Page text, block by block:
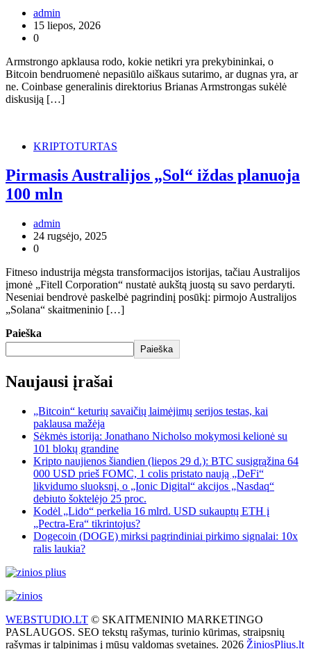
admin
15 liepos, 2026
0
Armstrongo apklausa rodo, kokie netikri yra prekybininkai, o
Bitcoin bendruomenė nepasiūlo aiškaus sutarimo, ar dugnas yra, ar
ne. Coinbase generalinis direktorius Brianas Armstrongas sukėlė
diskusiją […]
KRIPTOTURTAS
Pirmasis Australijos „Sol“ iždas planuoja
100 mln
admin
24 rugsėjo, 2025
0
Fitneso industrija mėgsta transformacijos istorijas, tačiau Australijos
įmonė „Fitell Corporation“ nustatė aukštą juostą su savo perdaryti.
Neseniai bendrovė paskelbė pagrindinį posūkį: pirmojo Australijos
„Solana“ skaitmeninio […]
Paieška
Paieška
Naujausi įrašai
„Bitcoin“ keturių savaičių laimėjimų serijos testas, kai
paklausa mažėja
Sėkmės istorija: Jonathano Nicholso mokymosi kelionė su
101 blokų grandine
Kripto naujienos šiandien (liepos 29 d.): BTC susigrąžina 64
000 USD prieš FOMC, 1 colis pristato naują „DeFi“
likvidumo sluoksnį, o „Ionic Digital“ akcijos „Nasdaq“
debiuto šoktelėjo 25 proc.
Kodėl „Lido“ perkelia 16 mlrd. USD sukauptų ETH į
„Pectra-Era“ tikrintojus?
Dogecoin (DOGE) mirksi pagrindiniai pirkimo signalai: 10x
ralis laukia?
WEBSTUDIO.LT © SKAITMENINIO MARKETINGO
PASLAUGOS. SEO tekstų rašymas, turinio kūrimas, straipsnių
rašymas ir talpinimas į mūsų valdomas svetaines. 2026 ŽiniosPlius.lt